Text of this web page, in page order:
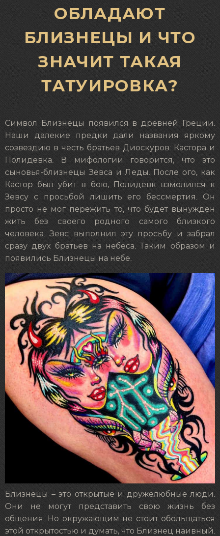
ОБЛАДАЮТ
БЛИЗНЕЦЫ И ЧТО
ЗНАЧИТ ТАКАЯ
ТАТУИРОВКА?
Символ Близнецы появился в древней Греции.
Наши далекие предки дали названия яркому
созвездию в честь братьев Диоскуров: Кастора и
Полидевка. В мифологии говорится, что это
сыновья-близнецы Зевса и Леды. После ого, как
Кастор был убит в бою, Полидевк взмолился к
Зевсу с просьбой лишить его бессмертия. Он
просто не мог пережить то, что будет вынужден
жить без своего родного самого близкого
человека. Зевс выполнил эту просьбу и забрал
сразу двух братьев на небеса. Таким образом и
появились Близнецы на небе.
Близнецы – это открытые и дружелюбные люди.
Они не могут представить свою жизнь без
общения. Но окружающим не стоит обольщаться
этой открытостью и думать, что Близнец наивный.